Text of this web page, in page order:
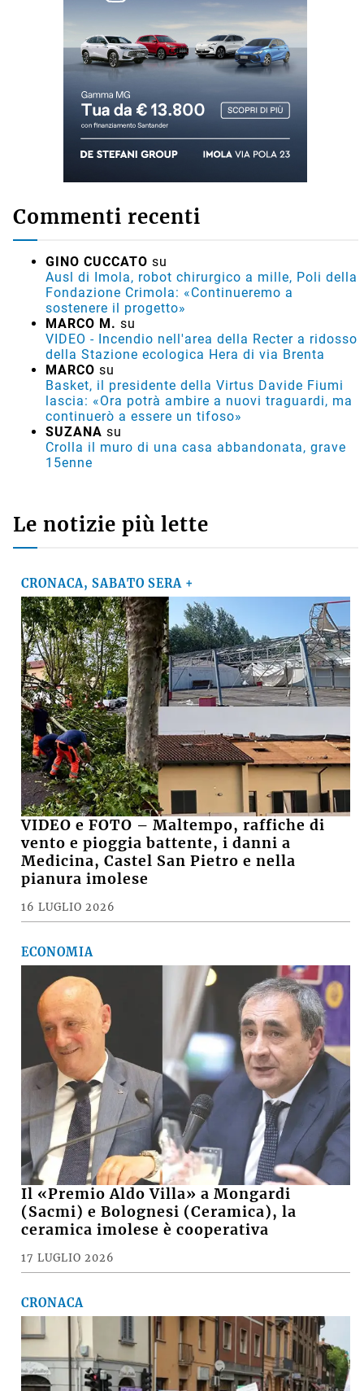
Commenti recenti
GINO CUCCATO su
Ausl di Imola, robot chirurgico a mille, Poli della
Fondazione Crimola: «Continueremo a
sostenere il progetto»
MARCO M. su
VIDEO - Incendio nell'area della Recter a ridosso
della Stazione ecologica Hera di via Brenta
MARCO su
Basket, il presidente della Virtus Davide Fiumi
lascia: «Ora potrà ambire a nuovi traguardi, ma
continuerò a essere un tifoso»
SUZANA su
Crolla il muro di una casa abbandonata, grave
15enne
Le notizie più lette
CRONACA, SABATO SERA +
VIDEO e FOTO – Maltempo, raffiche di
vento e pioggia battente, i danni a
Medicina, Castel San Pietro e nella
pianura imolese
16 LUGLIO 2026
ECONOMIA
Il «Premio Aldo Villa» a Mongardi
(Sacmi) e Bolognesi (Ceramica), la
ceramica imolese è cooperativa
17 LUGLIO 2026
CRONACA